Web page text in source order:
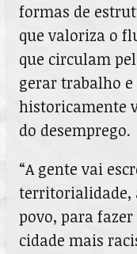
formas de
que valoriza o
que circulam
gerar trabalho
historicamente
do desemprego.
“A gente vai
territorialidade,
povo, para
cidade mais